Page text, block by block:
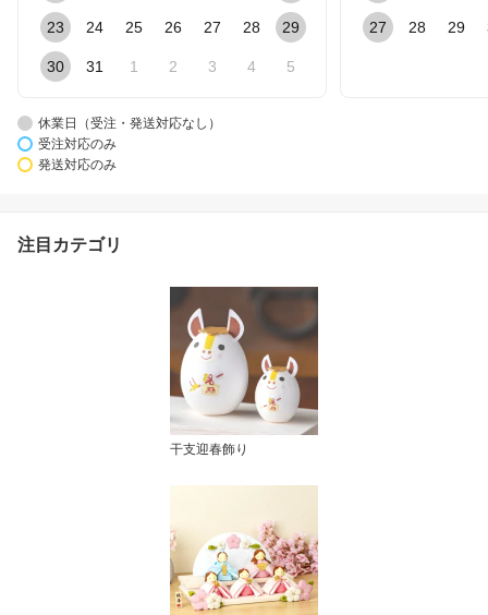
23 24 25 26 27 28 29
30 31 1 2 3 4 5
27 28 29
休業日（受注・発送対応なし）
受注対応のみ
発送対応のみ
注目カテゴリ
干支迎春飾り